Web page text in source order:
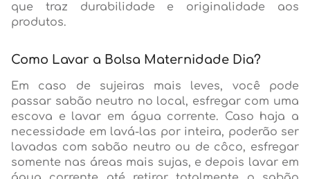
que traz durabilidade e originalidade aos
produtos.
Como Lavar a Bolsa Maternidade Dia?
Em caso de sujeiras mais leves, você pode
passar sabão neutro no local, esfregar com uma
escova e lavar em água corrente. Caso haja a
necessidade em lavá-las por inteira, poderão ser
lavadas com sabão neutro ou de côco, esfregar
somente nas áreas mais sujas, e depois lavar em